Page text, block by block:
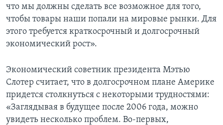
что мы должны сделать все возможное для того,
чтобы товары наши попали на мировые рынки. Для
этого требуется краткосрочный и долгосрочный
экономический рост».
Экономический советник президента Мэтью
Слотер считает, что в долгосрочном плане Америке
придется столкнуться с некоторыми трудностями:
«Заглядывая в будущее после 2006 года, можно
увидеть несколько проблем. Во-первых,